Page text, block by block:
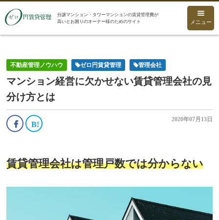
メニュー
分譲マンション・タワーマンションの賃貸管理費が
高いとお困りのオーナー様のためのサイト
不動産管理ノウハウ ゼロ円賃貸管理 管理会社
マンション経営に欠かせない賃貸管理会社の見
分け方とは
2020年07月13日
賃貸管理会社は管理戸数では分からない